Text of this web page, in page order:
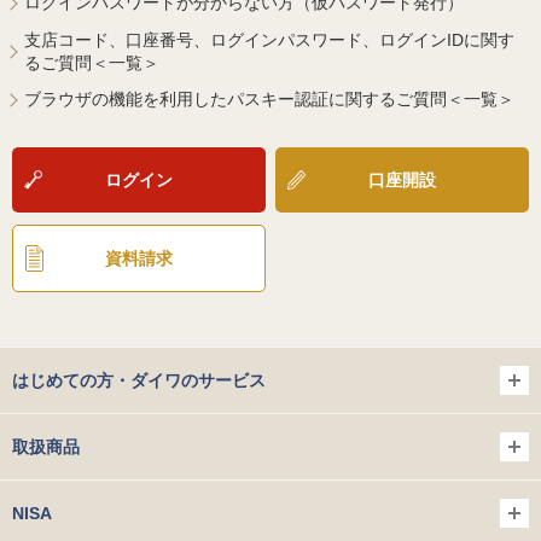
支店コード、口座番号、ログインパスワード、ログインIDに関す
るご質問＜一覧＞
ブラウザの機能を利用したパスキー認証に関するご質問＜一覧＞
ログイン 口座開設
資料請求
はじめての方・ダイワのサービス
取扱商品
NISA